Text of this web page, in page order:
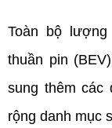
Toàn bộ
thuần pin
sung thêm các
rộng danh mục